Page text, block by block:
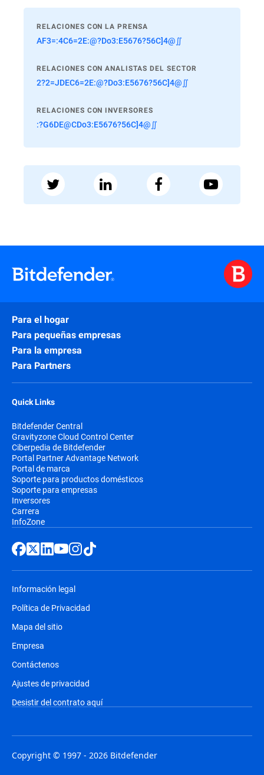
RELACIONES CON LA PRENSA
AF3=:4C6=2E:@?Do3:E5676?56C]4@∬
RELACIONES CON ANALISTAS DEL SECTOR
2?2=JDEC6=2E:@?Do3:E5676?56C]4@∬
RELACIONES CON INVERSORES
:?G6DE@CDo3:E5676?56C]4@∬
Para el hogar
Para pequeñas empresas
Para la empresa
Para Partners
Quick Links
Bitdefender Central
Gravityzone Cloud Control Center
Ciberpedia de Bitdefender
Portal Partner Advantage Network
Portal de marca
Soporte para productos domésticos
Soporte para empresas
Inversores
Carrera
InfoZone
Información legal
Política de Privacidad
Mapa del sitio
Empresa
Contáctenos
Ajustes de privacidad
Desistir del contrato aquí
Copyright © 1997 - 2026 Bitdefender